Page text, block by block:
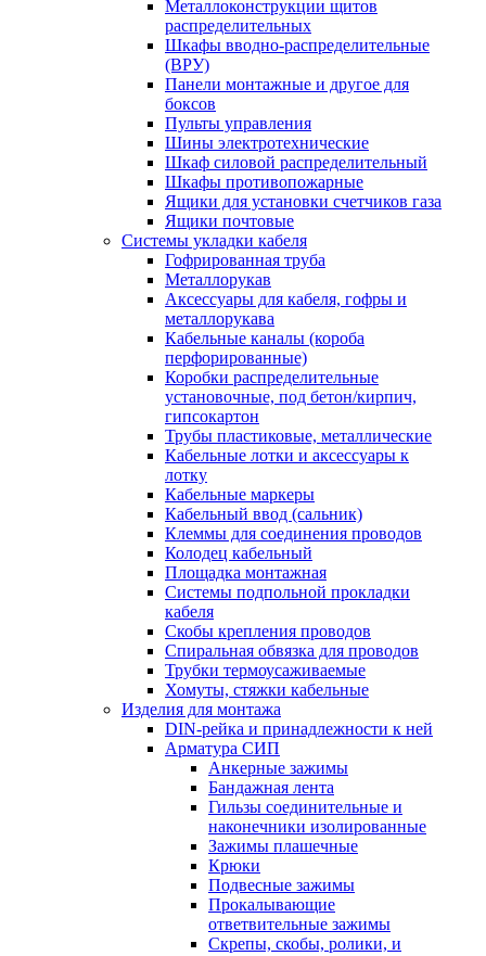
Металлоконструкции щитов
распределительных
Шкафы вводно-распределительные
(ВРУ)
Панели монтажные и другое для
боксов
Пульты управления
Шины электротехнические
Шкаф силовой распределительный
Шкафы противопожарные
Ящики для установки счетчиков газа
Ящики почтовые
Системы укладки кабеля
Гофрированная труба
Металлорукав
Аксессуары для кабеля, гофры и
металлорукава
Кабельные каналы (короба
перфорированные)
Коробки распределительные
установочные, под бетон/кирпич,
гипсокартон
Трубы пластиковые, металлические
Кабельные лотки и аксессуары к
лотку
Кабельные маркеры
Кабельный ввод (сальник)
Клеммы для соединения проводов
Колодец кабельный
Площадка монтажная
Системы подпольной прокладки
кабеля
Скобы крепления проводов
Спиральная обвязка для проводов
Трубки термоусаживаемые
Хомуты, стяжки кабельные
Изделия для монтажа
DIN-рейка и принадлежности к ней
Арматура СИП
Анкерные зажимы
Бандажная лента
Гильзы соединительные и
наконечники изолированные
Зажимы плашечные
Крюки
Подвесные зажимы
Прокалывающие
ответвительные зажимы
Скрепы, скобы, ролики, и